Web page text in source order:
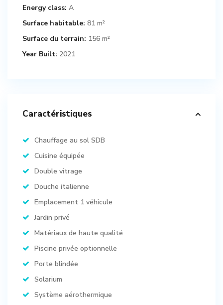
Energy class: A
Surface habitable: 81 m²
Surface du terrain: 156 m²
Year Built: 2021
Caractéristiques
Chauffage au sol SDB
Cuisine équipée
Double vitrage
Douche italienne
Emplacement 1 véhicule
Jardin privé
Matériaux de haute qualité
Piscine privée optionnelle
Porte blindée
Solarium
Système aérothermique